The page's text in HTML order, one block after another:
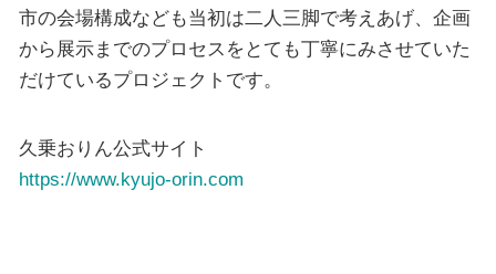
市の会場構成なども当初は二人三脚で考えあげ、企画
から展示までのプロセスをとても丁寧にみさせていた
だけているプロジェクトです。
久乗おりん公式サイト
https://www.kyujo-orin.com